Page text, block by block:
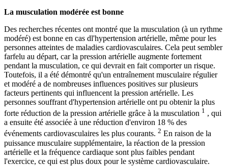
La musculation modérée est bonne
Des recherches récentes ont montré que la musculation (à un rythme
modéré) est bonne en cas dl'hypertension artérielle, même pour les
personnes atteintes de maladies cardiovasculaires. Cela peut sembler
farfelu au départ, car la pression artérielle augmente fortement
pendant la musculation, ce qui devrait en fait comporter un risque.
Toutefois, il a été démontré qu'un entraînement musculaire régulier
et modéré a de nombreuses influences positives sur plusieurs
facteurs pertinents qui influencent la pression artérielle. Les
personnes souffrant d'hypertension artérielle ont pu obtenir la plus
forte réduction de la pression artérielle grâce à la musculation 1 , qui
a ensuite été associée à une réduction d'environ 18 % des
événements cardiovasculaires les plus courants. 2 En raison de la
puissance musculaire supplémentaire, la réaction de la pression
artérielle et la fréquence cardiaque sont plus faibles pendant
l'exercice, ce qui est plus doux pour le système cardiovasculaire.